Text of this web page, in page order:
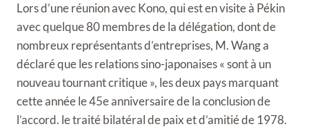
Lors d’une réunion avec Kono, qui est en visite à Pékin
avec quelque 80 membres de la délégation, dont de
nombreux représentants d’entreprises, M. Wang a
déclaré que les relations sino-japonaises « sont à un
nouveau tournant critique », les deux pays marquant
cette année le 45e anniversaire de la conclusion de
l’accord. le traité bilatéral de paix et d’amitié de 1978.